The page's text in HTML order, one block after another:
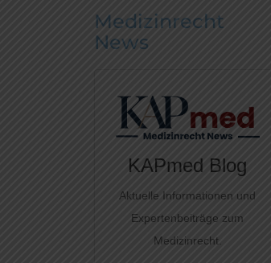
Medizinrecht
News
KAPmed Blog
Aktuelle Informationen und
Expertenbeiträge zum
Medizinrecht.